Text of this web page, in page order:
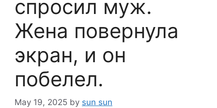
спросил муж.
Жена повернула
экран, и он
побелел.
May 19, 2025 by sun sun